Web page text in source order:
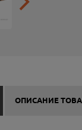
ОПИСАНИЕ